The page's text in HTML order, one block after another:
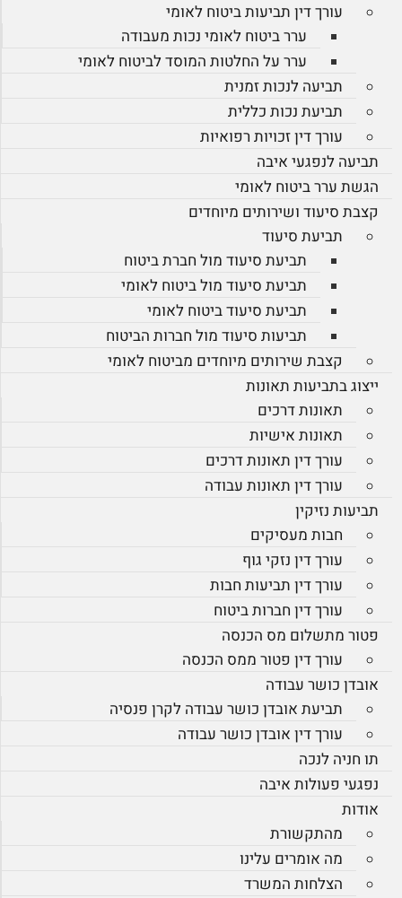
עורך דין תביעות ביטוח לאומי
ערר ביטוח לאומי נכות מעבודה
ערר על החלטות המוסד לביטוח לאומי
תביעה לנכות זמנית
תביעת נכות כללית
עורך דין זכויות רפואיות
תביעה לנפגעי איבה
הגשת ערר ביטוח לאומי
קצבת סיעוד ושירותים מיוחדים
תביעת סיעוד
תביעת סיעוד מול חברת ביטוח
תביעת סיעוד מול ביטוח לאומי
תביעת סיעוד ביטוח לאומי
תביעות סיעוד מול חברות הביטוח
קצבת שירותים מיוחדים מביטוח לאומי
ייצוג בתביעות תאונות
תאונות דרכים
תאונות אישיות
עורך דין תאונות דרכים
עורך דין תאונות עבודה
תביעות נזיקין
חבות מעסיקים
עורך דין נזקי גוף
עורך דין תביעות חבות
עורך דין חברות ביטוח
פטור מתשלום מס הכנסה
עורך דין פטור ממס הכנסה
אובדן כושר עבודה
תביעת אובדן כושר עבודה לקרן פנסיה
עורך דין אובדן כושר עבודה
תו חניה לנכה
נפגעי פעולות איבה
אודות
מהתקשורת
מה אומרים עלינו
הצלחות המשרד